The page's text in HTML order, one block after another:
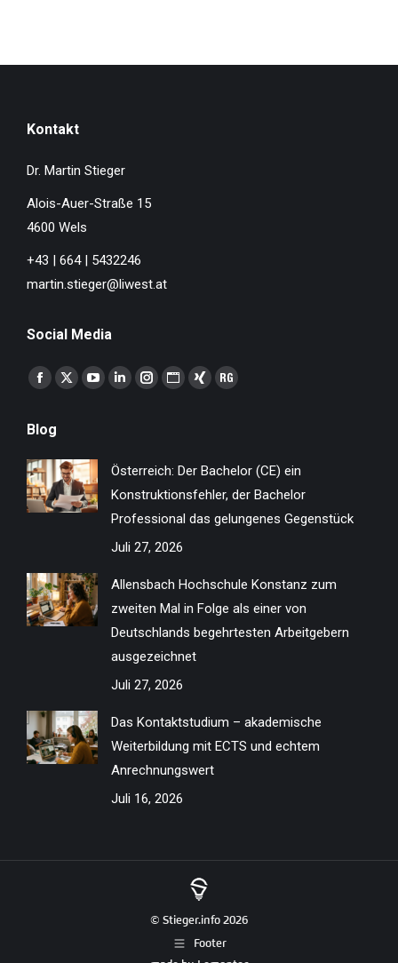
Kontakt
Dr. Martin Stieger
Alois-Auer-Straße 15
4600 Wels
+43 | 664 | 5432246
martin.stieger@liwest.at
Social Media
Finden Sie uns auf:
Facebook
opens
in
new
window
X
in
new
window
YouTube
in
new
window
Linkedin
new
window
Instagram
new
window
Website
new
window
XING
new
window
ResearchGate
new
window
Blog
Österreich: Der Bachelor (CE) ein
Konstruktionsfehler, der Bachelor
Professional das gelungenes Gegenstück
Juli 27, 2026
Allensbach Hochschule Konstanz zum
zweiten Mal in Folge als einer von
Deutschlands begehrtesten Arbeitgebern
ausgezeichnet
Juli 27, 2026
Das Kontaktstudium – akademische
Weiterbildung mit ECTS und echtem
Anrechnungswert
Juli 16, 2026
© Stieger.info 2026
Footer